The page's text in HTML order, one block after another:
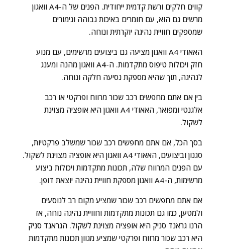
קווים חלקים ורשת קדמית ייחודית. הפנים של ה-A4 וואגון
מרשים גם הוא, עם חומרים באיכות גבוהה וגימורים
שמספקים חוויית נהיגה יוקרתית ונוחה.
האאודי A4 וואגון מציעה גם ביצועים מרשימים, עם מנוע
חזק ויכולות טיפוס מתקדמות. ה-A4 וואגון מהנה ומענג
לנהיגה, תוך שהיא מספקת נסיעה חלקה ונוחה.
בין אם אתם מחפשים רכב שכור מרווח ופרקטי או רכב
אלגנטי ומפואר, האאודי A4 וואגון היא אופציה מצוינת
לשקול.
בסך הכל, אם אתם מחפשים רכב שכור שמשלב פרקטיות,
סגנון וביצועים, האאודי A4 וואגון היא אופציה מצוינת לשקול.
עם הפנים המרווח שלה, תכונות מתקדמות ויכולות ביצוע
מרשימות, ה-A4 וואגון מספקת חוויית נהיגה יוצאת דופן.
אם אתם מחפשים רכב שכור שמציע מקום רב לנוסעים
ולמטען, כמו גם תכונות מתקדמות וחוויית נהיגה נוחה, אז
הרנו גראנד סניק היא אופציה מצוינת לשקול. הגראנד סניק
היא רכב שכור מרווח ופרקטי שמציע מגוון תכונות מתקדמות